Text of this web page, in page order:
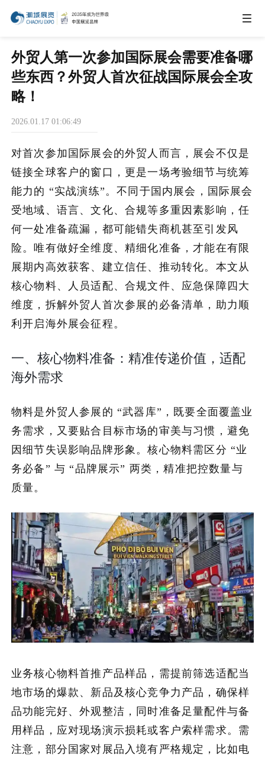
IEAE
IBTE
CHWE
商务合作
关于我们
加入潮域
外贸人第一次参加国际展会需要准备哪
些东西？外贸人首次征战国际展会全攻
略！
2026.01.17 01:06:49
对首次参加国际展会的外贸人而言，展会不仅是
链接全球客户的窗口，更是一场考验细节与统筹
能力的 “实战演练”。不同于国内展会，国际展会
受地域、语言、文化、合规等多重因素影响，任
何一处准备疏漏，都可能错失商机甚至引发风
险。唯有做好全维度、精细化准备，才能在有限
展期内高效获客、建立信任、推动转化。本文从
核心物料、人员适配、合规文件、应急保障四大
维度，拆解外贸人首次参展的必备清单，助力顺
利开启海外展会征程。
一、核心物料准备：精准传递价值，适配
海外需求
物料是外贸人参展的 “武器库”，既要全面覆盖业
务需求，又要贴合目标市场的审美与习惯，避免
因细节失误影响品牌形象。核心物料需区分 “业
务必备” 与 “品牌展示” 两类，精准把控数量与
质量。
业务核心物料首推产品样品，需提前筛选适配当
地市场的爆款、新品及核心竞争力产品，确保样
品功能完好、外观整洁，同时准备足量配件与备
用样品，应对现场演示损耗或客户索样需求。需
注意，部分国家对展品入境有严格规定，比如电